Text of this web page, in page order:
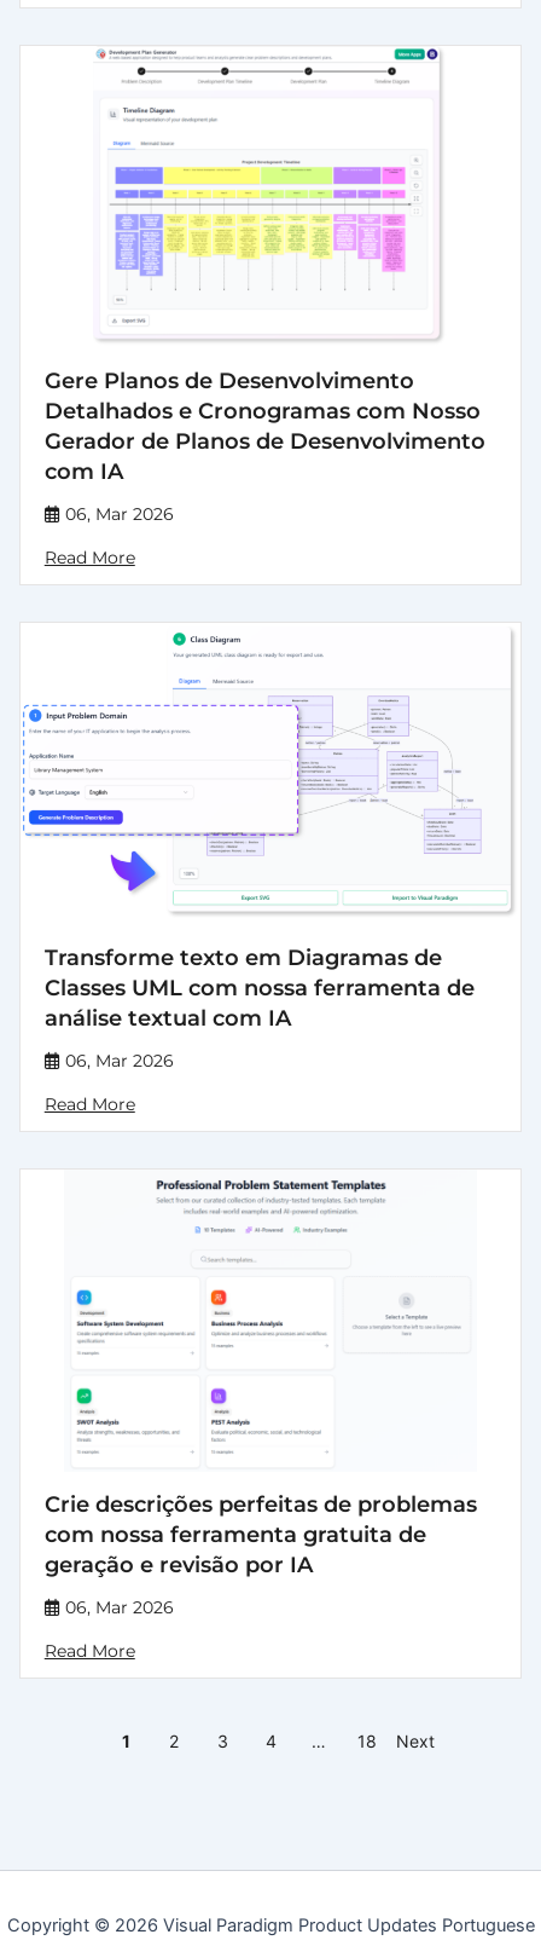
Gere Planos de Desenvolvimento
Detalhados e Cronogramas com Nosso
Gerador de Planos de Desenvolvimento
com IA
06, Mar 2026
Read More
Transforme texto em Diagramas de
Classes UML com nossa ferramenta de
análise textual com IA
06, Mar 2026
Read More
Crie descrições perfeitas de problemas
com nossa ferramenta gratuita de
geração e revisão por IA
06, Mar 2026
Read More
1 2 3 4 … 18 Next
Copyright © 2026 Visual Paradigm Product Updates Portuguese